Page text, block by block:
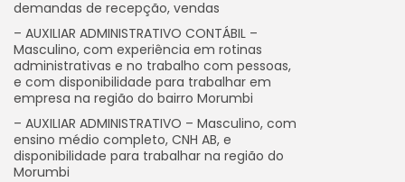
demandas de recepção, vendas
– AUXILIAR ADMINISTRATIVO CONTÁBIL –
Masculino, com experiência em rotinas
administrativas e no trabalho com pessoas,
e com disponibilidade para trabalhar em
empresa na região do bairro Morumbi
– AUXILIAR ADMINISTRATIVO – Masculino, com
ensino médio completo, CNH AB, e
disponibilidade para trabalhar na região do
Morumbi